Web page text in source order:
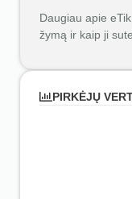
Daugiau apie
žymą ir kaip ji
PIRKĖJŲ